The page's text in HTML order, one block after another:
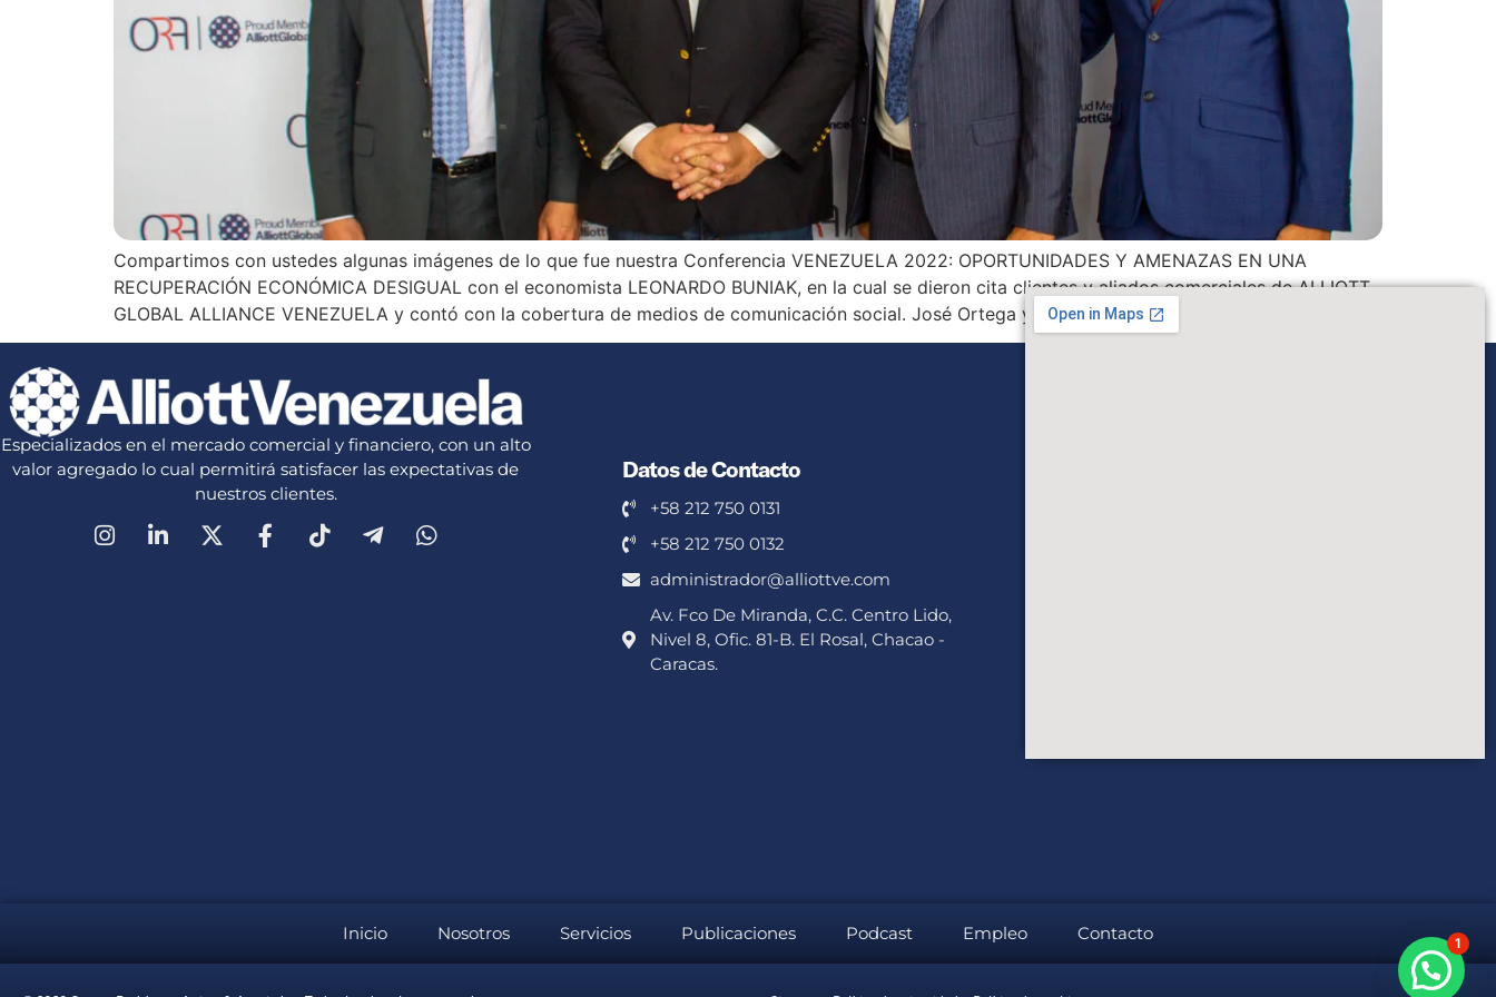
Compartimos con ustedes algunas imágenes de lo que fue nuestra Conferencia VENEZUELA 2022: OPORTUNIDADES Y AMENAZAS EN UNA
RECUPERACIÓN ECONÓMICA DESIGUAL con el economista LEONARDO BUNIAK, en la cual se dieron cita clientes y aliados comerciales de ALLIOTT
GLOBAL ALLIANCE VENEZUELA y contó con la cobertura de medios de comunicación social. José Ortega y Luis […]
Especializados en el mercado comercial y financiero, con un alto
valor agregado lo cual permitirá satisfacer las expectativas de
nuestros clientes.
Datos de Contacto
+58 212 750 0131
+58 212 750 0132
administrador@alliottve.com
Av. Fco De Miranda, C.C. Centro Lido,
Nivel 8, Ofic. 81-B. El Rosal, Chacao -
Caracas.
Inicio Nosotros Servicios Publicaciones Podcast Empleo Contacto 1